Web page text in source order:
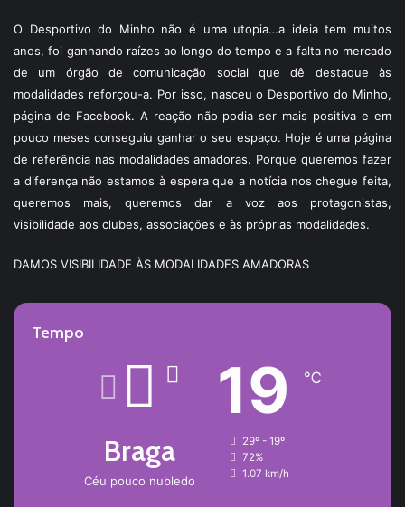
O Desportivo do Minho não é uma utopia…a ideia tem muitos
anos, foi ganhando raízes ao longo do tempo e a falta no mercado
de um órgão de comunicação social que dê destaque às
modalidades reforçou-a. Por isso, nasceu o Desportivo do Minho,
página de Facebook. A reação não podia ser mais positiva e em
pouco meses conseguiu ganhar o seu espaço. Hoje é uma página
de referência nas modalidades amadoras. Porque queremos fazer
a diferença não estamos à espera que a notícia nos chegue feita,
queremos mais, queremos dar a voz aos protagonistas,
visibilidade aos clubes, associações e às próprias modalidades.
DAMOS VISIBILIDADE ÀS MODALIDADES AMADORAS
Tempo
Braga
Céu pouco nubledo
19 ℃
29º - 19º
72%
1.07 km/h